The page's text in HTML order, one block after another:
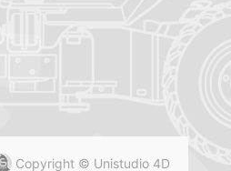
Copyright © Unistudio 4D